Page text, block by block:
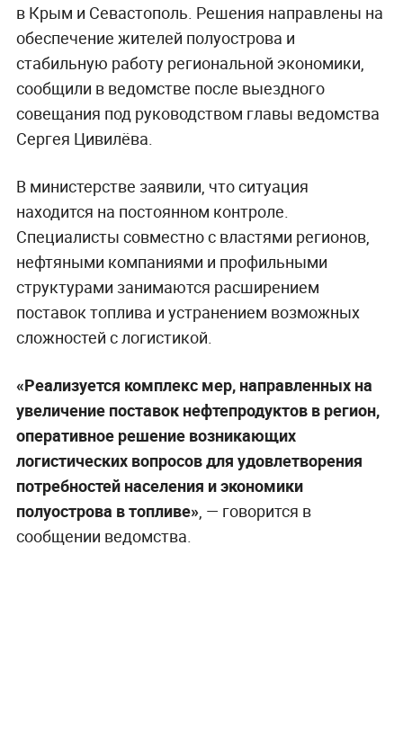
в Крым и Севастополь. Решения направлены на
обеспечение жителей полуострова и
стабильную работу региональной экономики,
сообщили в ведомстве после выездного
совещания под руководством главы ведомства
Сергея Цивилёва.
В министерстве заявили, что ситуация
находится на постоянном контроле.
Специалисты совместно с властями регионов,
нефтяными компаниями и профильными
структурами занимаются расширением
поставок топлива и устранением возможных
сложностей с логистикой.
«Реализуется комплекс мер, направленных на
увеличение поставок нефтепродуктов в регион,
оперативное решение возникающих
логистических вопросов для удовлетворения
потребностей населения и экономики
полуострова в топливе», — говорится в
сообщении ведомства.